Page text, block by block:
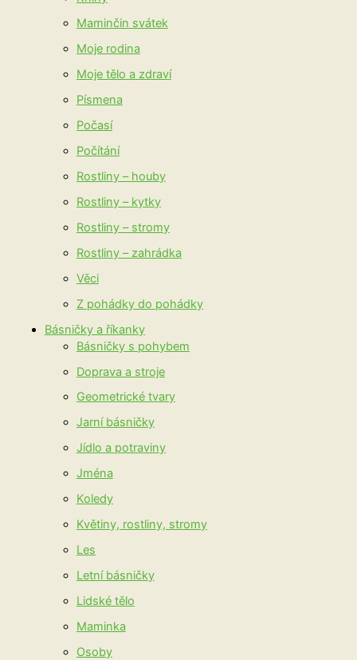
Maminčin svátek
Moje rodina
Moje tělo a zdraví
Písmena
Počasí
Počítání
Rostliny – houby
Rostliny – kytky
Rostliny – stromy
Rostliny – zahrádka
Věci
Z pohádky do pohádky
Básničky a říkanky
Básničky s pohybem
Doprava a stroje
Geometrické tvary
Jarní básničky
Jídlo a potraviny
Jména
Koledy
Květiny, rostliny, stromy
Les
Letní básničky
Lidské tělo
Maminka
Osoby